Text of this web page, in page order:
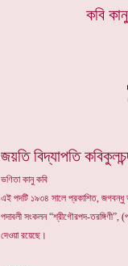
কবি
জয়তি বিদ্যাপতি
ভণিতা কানু কবি
এই পদটি ১৯৩৪ সালে প্রকাশিত, জগবন্ধু
পদাবলী সংকলন “শ্রীগৌরপদ-
দেওয়া রয়েছে।